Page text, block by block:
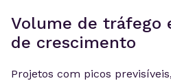
Volume de tráfego
de crescimento
Projetos com picos